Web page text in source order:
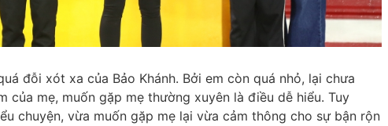
đỗi xót xa của Bảo Khánh. Bởi em còn quá nhỏ, lại chưa
của mẹ, muốn gặp mẹ thường xuyên là điều dễ hiểu. Tuy
chuyện, vừa muốn gặp mẹ lại vừa cảm thông cho sự bận rộn